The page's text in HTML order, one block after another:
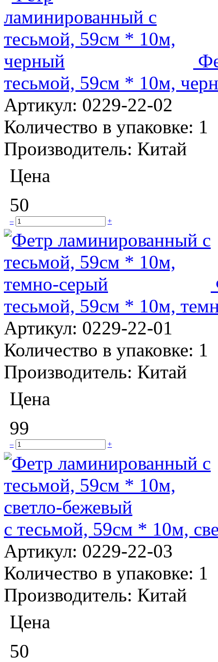
тесьмой, 59см * 10м,
Артикул: 0229-22-02
Количество в упаковке: 1
Производитель: Китай
Цена
50
– +
тесьмой, 59см * 10м,
Артикул: 0229-22-01
Количество в упаковке: 1
Производитель: Китай
Цена
99
– +
с тесьмой, 59см * 10м,
Артикул: 0229-22-03
Количество в упаковке: 1
Производитель: Китай
Цена
50